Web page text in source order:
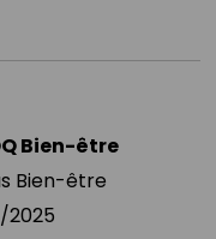
Bien-être
Bien-être